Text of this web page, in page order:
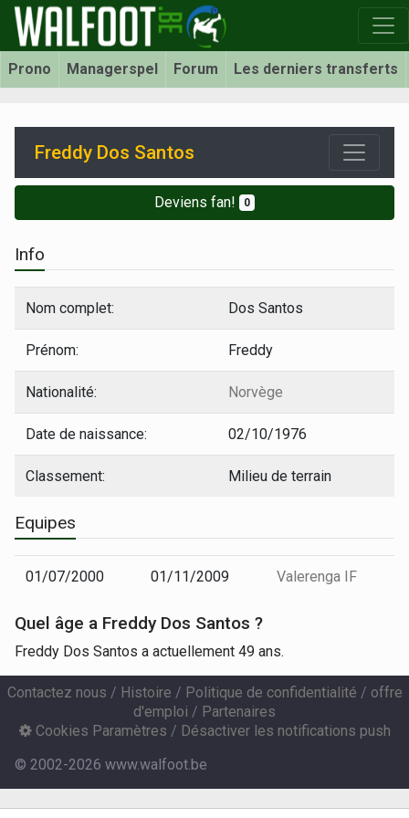
Prono Managerspel Forum Les derniers transferts
Freddy Dos Santos
Deviens fan! 0
Info
Nom complet: Dos Santos
Prénom: Freddy
Nationalité: Norvège
Date de naissance: 02/10/1976
Classement: Milieu de terrain
Equipes
01/07/2000 01/11/2009 Valerenga IF
Quel âge a Freddy Dos Santos ?
Freddy Dos Santos a actuellement 49 ans.
Contactez nous / Histoire / Politique de confidentialité / offre
d'emploi / Partenaires
Cookies Paramètres / Désactiver les notifications push
© 2002-2026 www.walfoot.be